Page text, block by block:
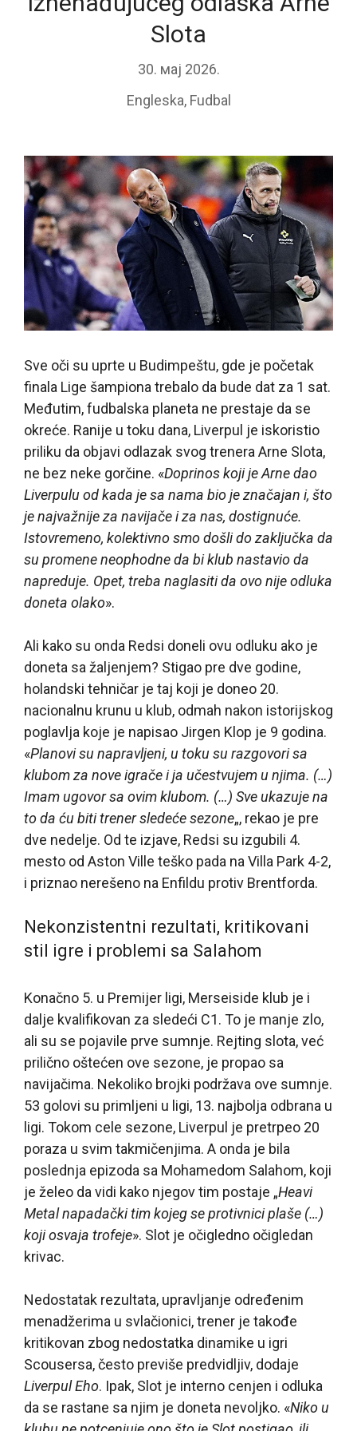
Slota
30. мај 2026.
Engleska, Fudbal
Sve oči su uprte u Budimpeštu, gde je početak
finala Lige šampiona trebalo da bude dat za 1 sat.
Međutim, fudbalska planeta ne prestaje da se
okreće. Ranije u toku dana, Liverpul je iskoristio
priliku da objavi odlazak svog trenera Arne Slota,
ne bez neke gorčine. «Doprinos koji je Arne dao
Liverpulu od kada je sa nama bio je značajan i, što
je najvažnije za navijače i za nas, dostignuće.
Istovremeno, kolektivno smo došli do zaključka da
su promene neophodne da bi klub nastavio da
napreduje. Opet, treba naglasiti da ovo nije odluka
doneta olako».
Ali kako su onda Redsi doneli ovu odluku ako je
doneta sa žaljenjem? Stigao pre dve godine,
holandski tehničar je taj koji je doneo 20.
nacionalnu krunu u klub, odmah nakon istorijskog
poglavlja koje je napisao Jirgen Klop je 9 godina.
«Planovi su napravljeni, u toku su razgovori sa
klubom za nove igrače i ja učestvujem u njima. (…)
Imam ugovor sa ovim klubom. (…) Sve ukazuje na
to da ću biti trener sledeće sezone„, rekao je pre
dve nedelje. Od te izjave, Redsi su izgubili 4.
mesto od Aston Ville teško pada na Villa Park 4-2,
i priznao nerešeno na Enfildu protiv Brentforda.
Nekonzistentni rezultati, kritikovani
stil igre i problemi sa Salahom
Konačno 5. u Premijer ligi, Merseiside klub je i
dalje kvalifikovan za sledeći C1. To je manje zlo,
ali su se pojavile prve sumnje. Rejting slota, već
prilično oštećen ove sezone, je propao sa
navijačima. Nekoliko brojki podržava ove sumnje.
53 golovi su primljeni u ligi, 13. najbolja odbrana u
ligi. Tokom cele sezone, Liverpul je pretrpeo 20
poraza u svim takmičenjima. A onda je bila
poslednja epizoda sa Mohamedom Salahom, koji
je želeo da vidi kako njegov tim postaje „Heavi
Metal napadački tim kojeg se protivnici plaše (…)
koji osvaja trofeje». Slot je očigledno očigledan
krivac.
Nedostatak rezultata, upravljanje određenim
menadžerima u svlačionici, trener je takođe
kritikovan zbog nedostatka dinamike u igri
Scousersa, često previše predvidljiv, dodaje
Liverpul Eho. Ipak, Slot je interno cenjen i odluka
da se rastane sa njim je doneta nevoljko. «Niko u